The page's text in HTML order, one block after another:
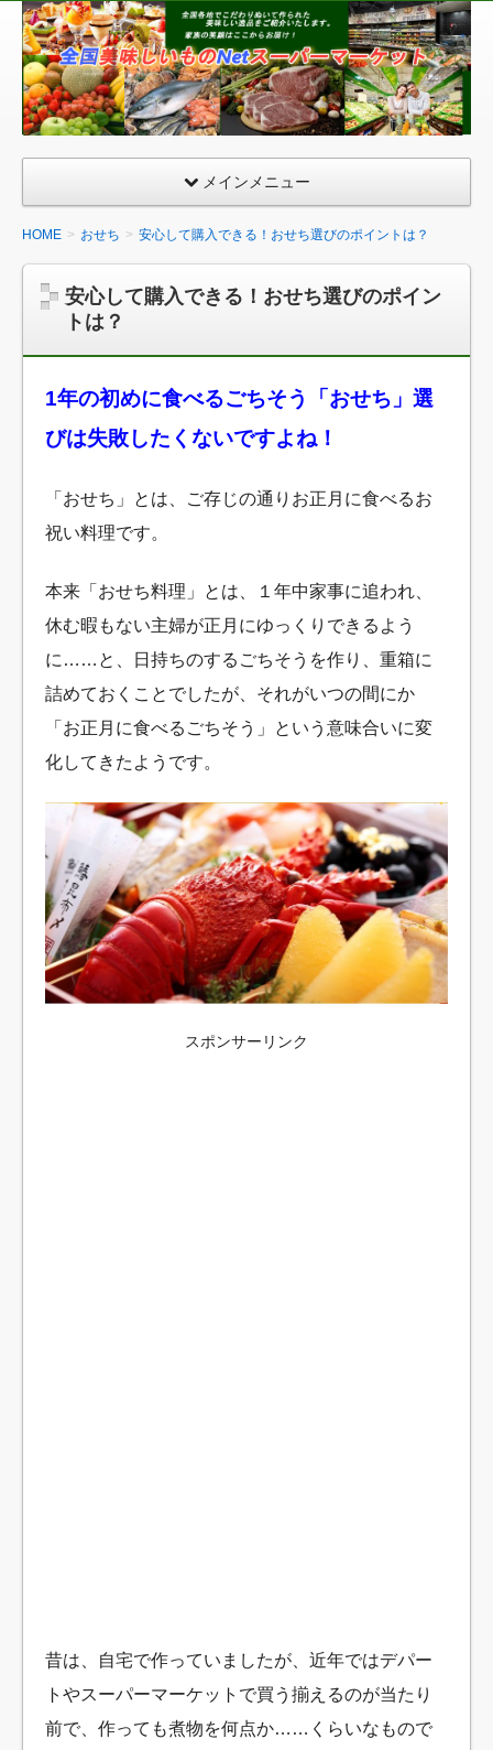
全
国
美
味
も
の
ッ
ト
パ
メインメニュー
HOME おせち 安心して購入できる！おせち選びのポイントは？
安心して購入できる！おせち選びのポイン
トは？
1年の初めに食べるごちそう「おせち」選
びは失敗したくないですよね！
「おせち」とは、ご存じの通りお正月に食べるお
祝い料理です。
本来「おせち料理」とは、１年中家事に追われ、
休む暇もない主婦が正月にゆっくりできるよう
に……と、日持ちのするごちそうを作り、重箱に
詰めておくことでしたが、それがいつの間にか
「お正月に食べるごちそう」という意味合いに変
化してきたようです。
スポンサーリンク
昔は、自宅で作っていましたが、近年ではデパー
トやスーパーマーケットで買う揃えるのが当たり
前で、作っても煮物を何点か……くらいなもので